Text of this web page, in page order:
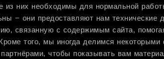
из них необходимы для нормальной
— они предоставляют нам технические
связанную с содержимым сайта,
того, мы иногда делимся
чтобы показывать вам